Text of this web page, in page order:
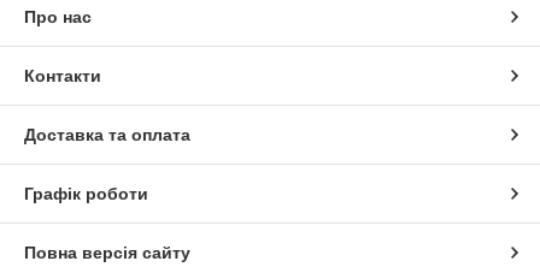
Про нас
Контакти
Доставка та оплата
Графік роботи
Повна версія сайту